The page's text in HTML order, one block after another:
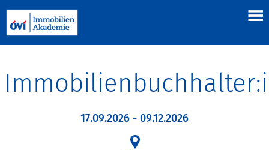
17.09.2026 - 09.12.2026